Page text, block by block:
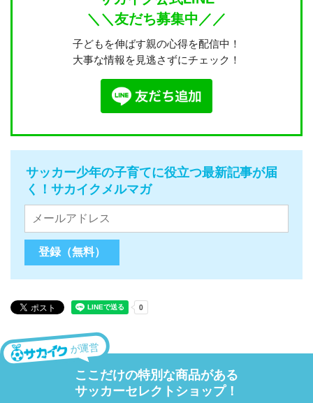
＼＼友だち募集中／／
子どもを伸ばす親の心得を配信中！
大事な情報を見逃さずにチェック！
サッカー少年の子育てに役立つ最新記事が届
く！サカイクメルマガ
が運営
ここだけの特別な商品がある
サッカーセレクトショップ！